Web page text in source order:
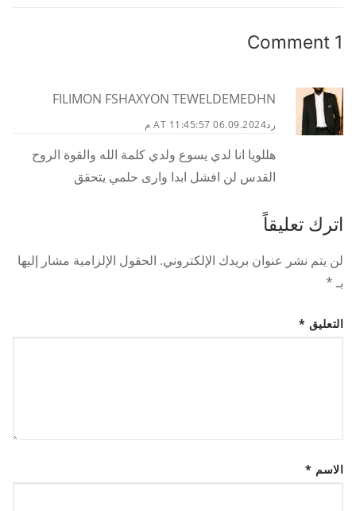
1 Comment
FILIMON FSHAXYON TEWELDEMEDHN
06.09.2024 AT 11:45:57 مرد
هللويا انا لدي يسوع ولدي كلمة الله والقوة الروح
القدس لن افشل ابدا وارى حلمي يتحقق
اترك تعليقاً
لن يتم نشر عنوان بريدك الإلكتروني. الحقول الإلزامية مشار إليها
بـ*
التعليق *
الاسم *